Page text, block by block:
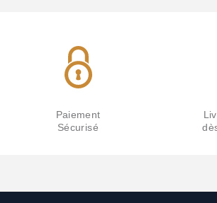
Paiement
Sécurisé